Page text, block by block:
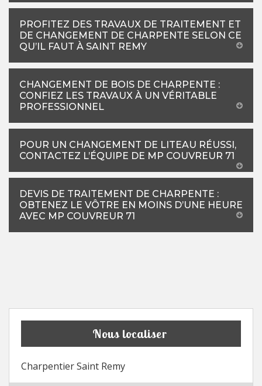
PROFITEZ DES TRAVAUX DE TRAITEMENT ET
DE CHANGEMENT DE CHARPENTE SELON CE
QU’IL FAUT À SAINT REMY
CHANGEMENT DE BOIS DE CHARPENTE :
CONFIEZ LES TRAVAUX À UN VÉRITABLE
PROFESSIONNEL
POUR UN CHANGEMENT DE LITEAU RÉUSSI,
CONTACTEZ L’ÉQUIPE DE MP COUVREUR 71
DEVIS DE TRAITEMENT DE CHARPENTE :
OBTENEZ LE VÔTRE EN MOINS D’UNE HEURE
AVEC MP COUVREUR 71
Nous localiser
Charpentier Saint Remy